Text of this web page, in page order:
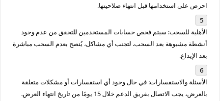
احرص على استخدامها قبل انتهاء صلاحيتها.
الأهلية للسحب: سيتم فحص حسابات المستخدمين للتحقق من عدم وجود
أنشطة مشبوهة بعد السحب. لتجنب أي مشاكل، يُنصح بعدم السحب مباشرة
بعد الإيداع.
الأسئلة والاستفسارات: في حال وجود أي استفسارات أو مشكلات متعلقة
بالعرض، يجب الاتصال بفريق الدعم خلال 15 يومًا من تاريخ انتهاء العرض.